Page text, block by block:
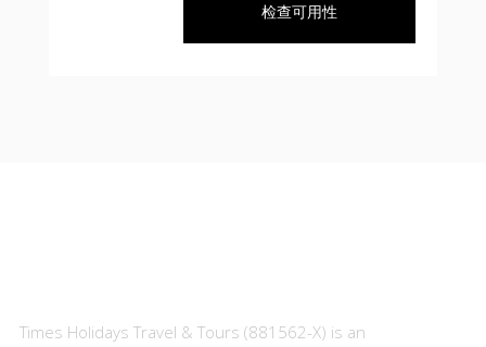
检查可用性
Times Holidays Travel & Tours (881562-X) is an